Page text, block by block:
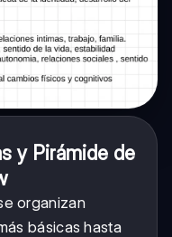
y Pirámide de
organizan
básicas hasta